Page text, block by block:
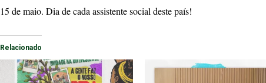
15 de maio. Dia de cada assistente social deste país!
Relacionado